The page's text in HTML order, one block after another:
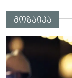
მოზაიკა